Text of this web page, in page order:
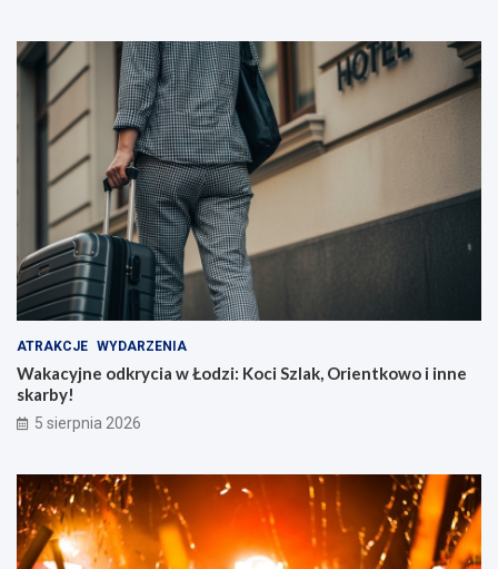
ATRAKCJE WYDARZENIA
Wakacyjne odkrycia w Łodzi: Koci Szlak, Orientkowo i inne
skarby!
5 sierpnia 2026